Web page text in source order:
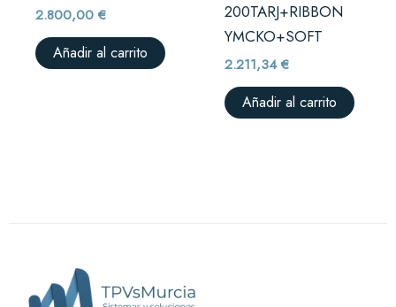
2.800,00€
Añadir al carrito
200TARJ+RIBBON
YMCKO+SOFT
2.211,34€
Añadir al carrito